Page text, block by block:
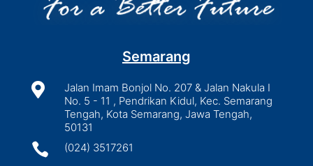
Semarang

Jalan Imam Bonjol No. 207 & Jalan Nakula I
No. 5 - 11 , Pendrikan Kidul, Kec. Semarang
Tengah, Kota Semarang, Jawa Tengah,
50131
 (024) 3517261